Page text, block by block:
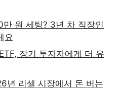
원 세팅? 3년 차 직장인
요
장기 투자자에게 더 유
년 리셀 시장에서 돈 버는